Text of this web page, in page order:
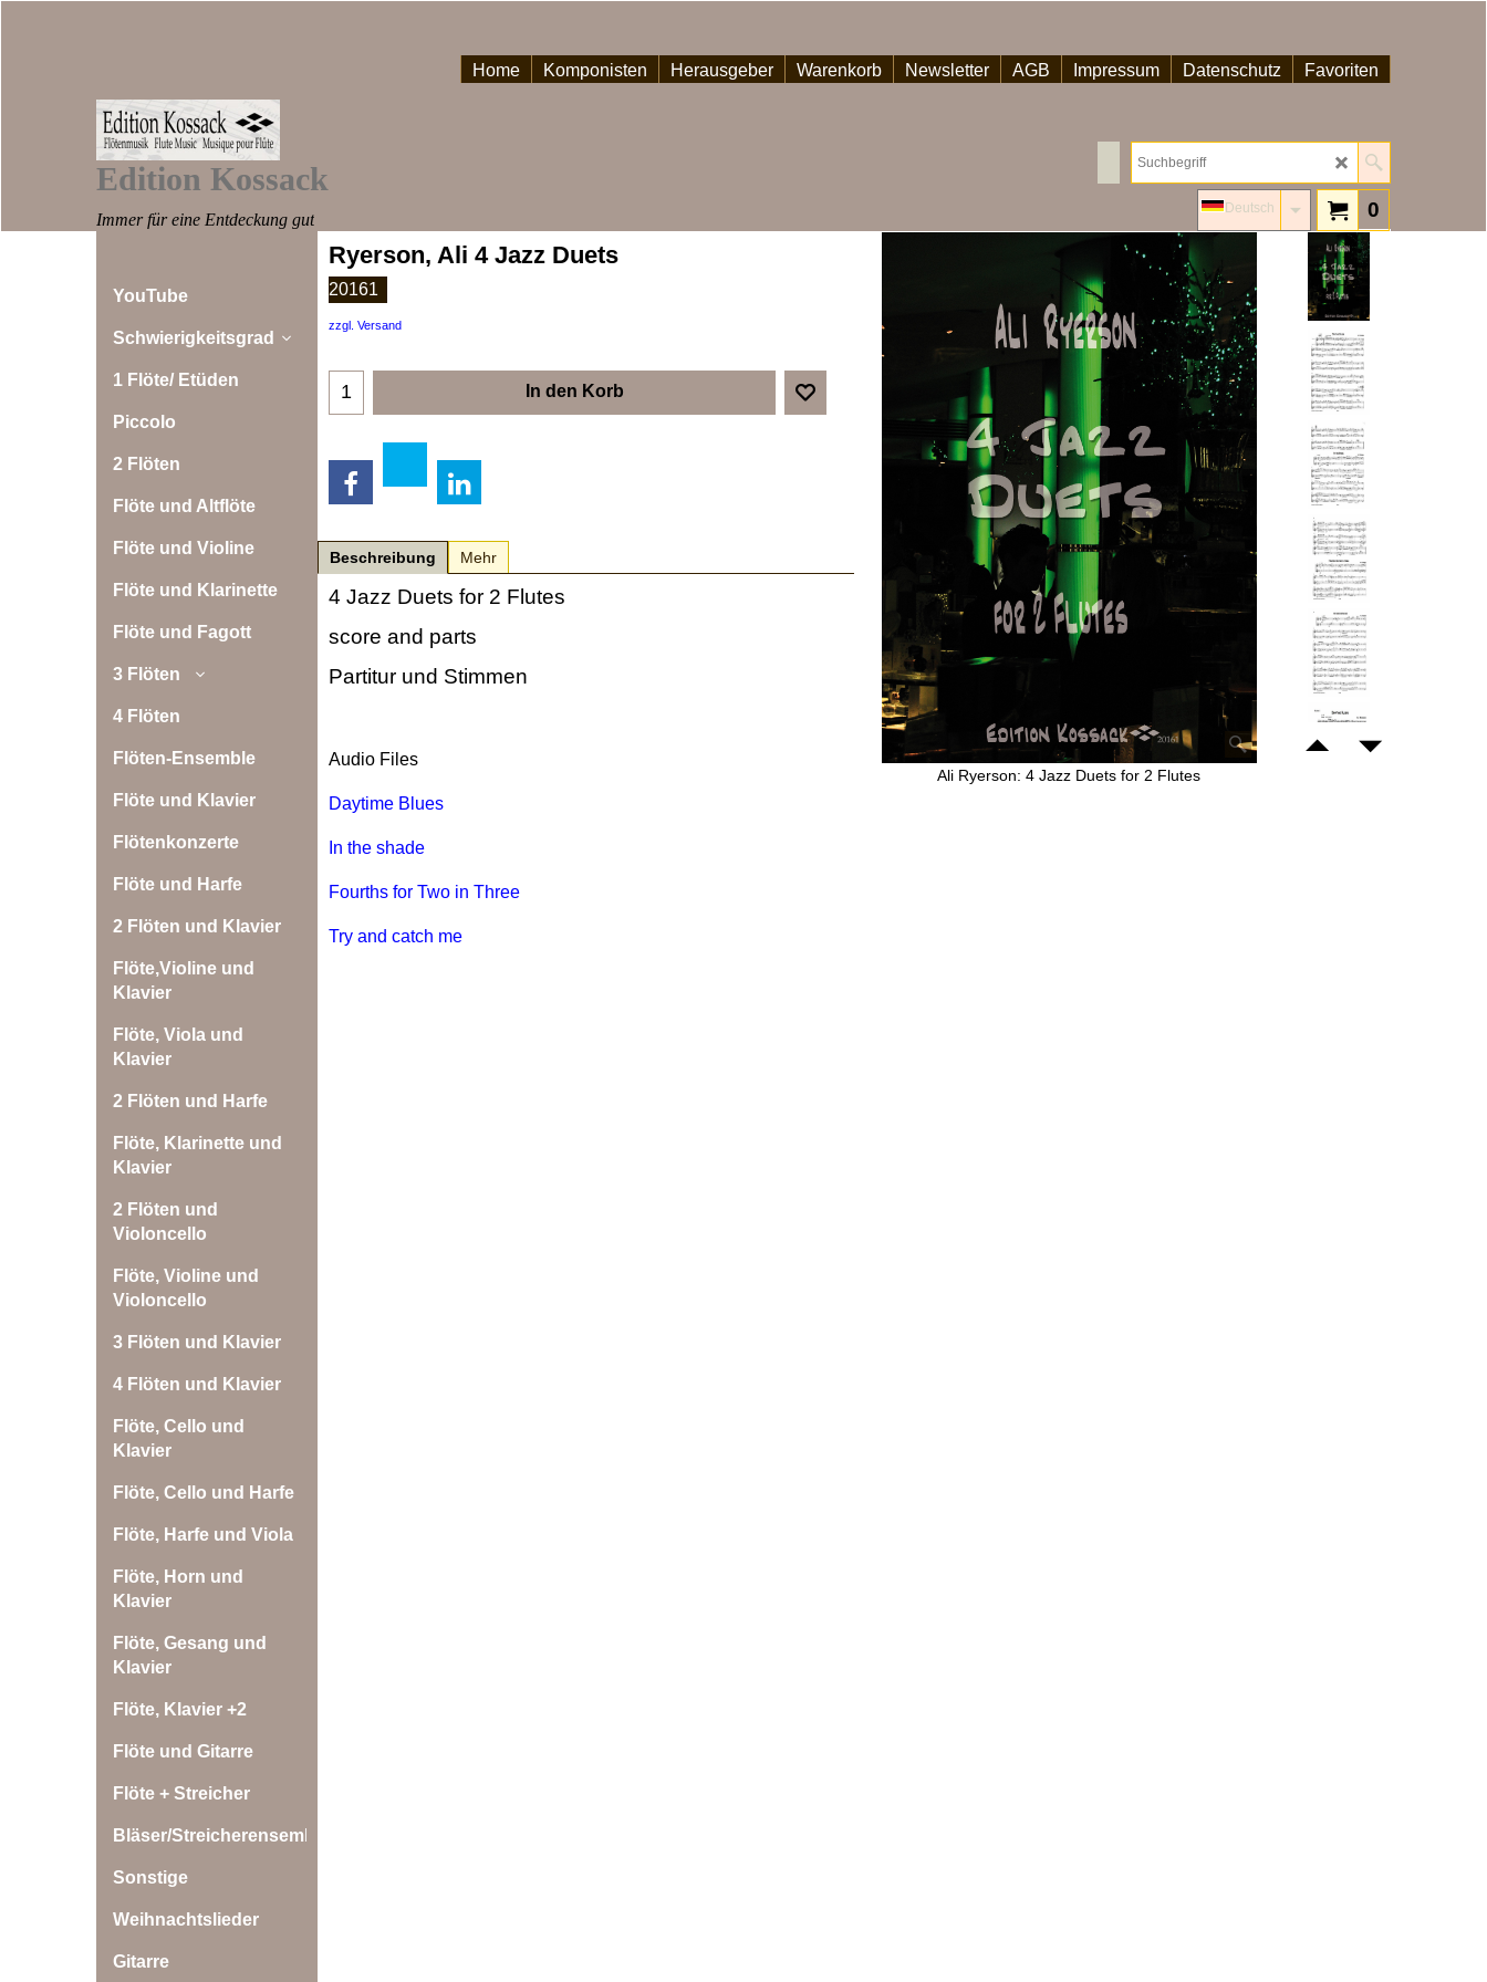
Home Komponisten Herausgeber Warenkorb Newsletter AGB Impressum Datenschutz Favoriten
Edition Kossack
Immer für eine Entdeckung gut 0
Deutsch
YouTube
Schwierigkeitsgrad
1 Flöte/ Etüden
Piccolo
2 Flöten
Flöte und Altflöte
Flöte und Violine
Flöte und Klarinette
Flöte und Fagott
3 Flöten
4 Flöten
Flöten-Ensemble
Flöte und Klavier
Flötenkonzerte
Flöte und Harfe
2 Flöten und Klavier
Flöte,Violine und
Klavier
Flöte, Viola und
Klavier
2 Flöten und Harfe
Flöte, Klarinette und
Klavier
2 Flöten und
Violoncello
Flöte, Violine und
Violoncello
3 Flöten und Klavier
4 Flöten und Klavier
Flöte, Cello und
Klavier
Flöte, Cello und Harfe
Flöte, Harfe und Viola
Flöte, Horn und
Klavier
Flöte, Gesang und
Klavier
Flöte, Klavier +2
Flöte und Gitarre
Flöte + Streicher
Bläser/Streicherensemble
Sonstige
Weihnachtslieder
Gitarre
Ali Ryerson: 4 Jazz Duets for 2 Flutes
Ryerson, Ali 4 Jazz Duets
20161
zzgl. Versand
In den Korb
Beschreibung Mehr
4 Jazz Duets for 2 Flutes
score and parts
Partitur und Stimmen
Audio Files
Daytime Blues
In the shade
Fourths for Two in Three
Try and catch me